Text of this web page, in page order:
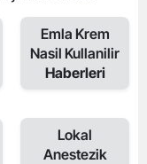
Emla Krem
Nasil Kullanilir
Haberleri
Lokal
Anestezik